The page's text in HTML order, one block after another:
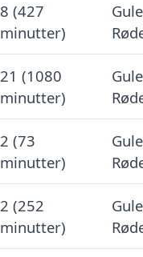
8 (427
minutter)
21 (1080
minutter)
2 (73
minutter)
2 (252
minutter)